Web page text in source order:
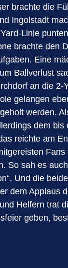
brachte die
Ingolstadt
Linie
brachte den
Eine
Ballverlust
an die 2-
gelangen
werden.
dem
reichte am
So sah es
Und die
dem Applaus
Helfern trat
geben,